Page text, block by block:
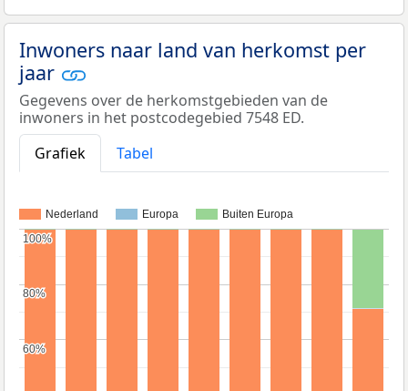
Inwoners naar land van herkomst per
jaar
Gegevens over de herkomstgebieden van de
inwoners in het postcodegebied 7548 ED.
Grafiek
Tabel
Nederland Europa Buiten Europa
60%
60%
80%
80%
100%
100%